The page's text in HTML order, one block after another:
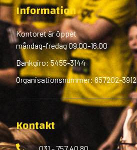
Information
Kontoret är öppet
måndag-fredag 09.00-16.00
Bankgiro: 5455-3144
Organisationsnummer: 857202-3912
Kontakt